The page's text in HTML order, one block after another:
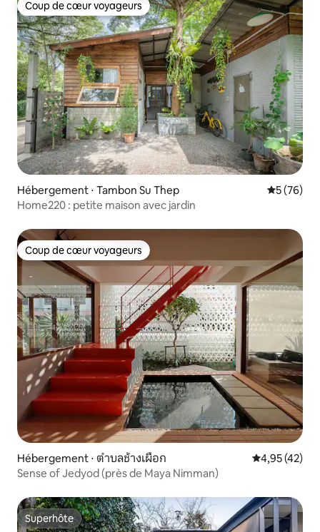
Coup de cœur voyageurs
Coup de cœur voyageurs
Hébergement ⋅ Tambon Su Thep
5 (76)
Home220 : petite maison avec jardin
Coup de cœur voyageurs
Coup de cœur voyageurs
Hébergement ⋅ ตำบลช้างเผือก Évaluation
4,95 (42)
Sense of Jedyod (près de Maya Nimman)
Superhôte
Superhôte